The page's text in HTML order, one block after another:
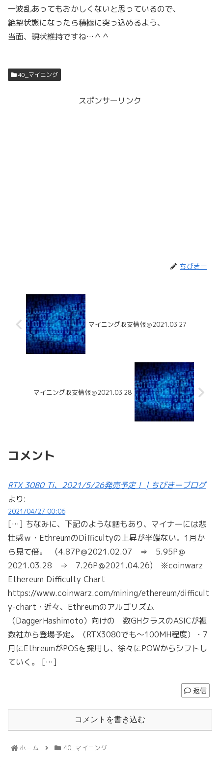
一波乱あってもおかしくないと思っているので、
絶望状態になったら積極に突っ込めるよう、
当面、現状維持ですね…＾＾
40_マイニング
スポンサーリンク
ちびきー
マイニング収支情報＠2021.03.27
マイニング収支情報＠2021.03.28
コメント
RTX 3080 Ti、2021/5/26発売予定！ | ちびきーブログ
より:
2021/04/27 00:06
[…] ちなみに、下記のような話もあり、マイナーには悲
壮感ｗ・EthreumのDifficultyの上昇が半端ない。1月か
ら見て倍。 (4.87P＠2021.02.07 ⇒ 5.95P＠
2021.03.28 ⇒ 7.26P＠2021.04.26) ※coinwarz
Ethereum Difficulty Chart
https://www.coinwarz.com/mining/ethereum/difficult
y-chart・近々、Ethreumのアルゴリズム
（DaggerHashimoto）向けの 数GHクラスのASICが複
数社から登場予定。（RTX3080でも～100MH程度）・7
月にEthreumがPOSを採用し、徐々にPOWからシフトし
ていく。 […]
返信
コメントを書き込む
ホーム 40_マイニング